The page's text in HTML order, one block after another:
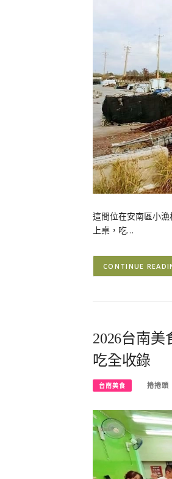
這間位在安南區小
上桌，吃…
CONTINUE
2026台南美
吃全收錄
台南美食 捲捲頭